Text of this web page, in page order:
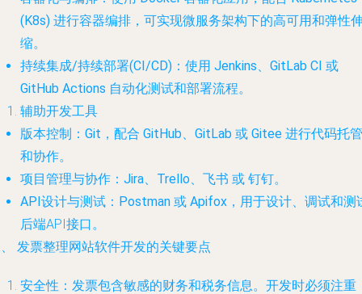
(K8s) 进行容器编排，可实现微服务架构下的高可用和弹性
缩。
持续集成/持续部署(CI/CD) ：使用 Jenkins、 GitLab CI 或
GitHub Actions 自动化测试和部署流程。
辅助开发工具
版本控制 ： Git ，配合 GitHub、 GitLab 或 Gitee 进行代码托管
和协作。
项目管理与协作 ： Jira、 Trello、 飞书 或 钉钉。
API设计与测试 ： Postman 或 Apifox ，用于设计、调试和测
后端API接口。
发票整理网站软件开发的关键要点
安全性 ：发票包含敏感的财务和税务信息。开发时必须注重